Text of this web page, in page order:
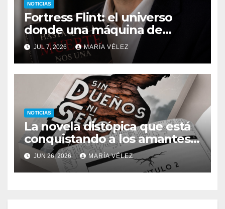
NOTICIAS
Fortress Flint: el universo
donde una máquina de
escribir, un silbido o un
recuerdo pueden cambiarlo
todo
JUL 7, 2026 MARÍA VÉLEZ
NOTICIAS
La novela distópica que está
conquistando a los amantes
del romance y la ciencia
ficción: así es Sin dueños ni
señores
JUN 26, 2026 MARÍA VÉLEZ